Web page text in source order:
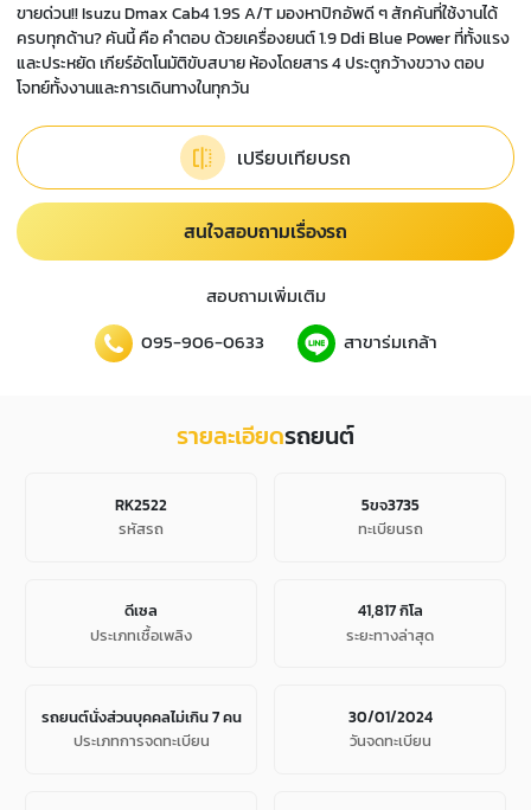
ขายด่วน!! Isuzu Dmax Cab4 1.9S A/T มองหาปิกอัพดี ๆ สักคันที่ใช้งานได้
ครบทุกด้าน? คันนี้ คือ คำตอบ ด้วยเครื่องยนต์ 1.9 Ddi Blue Power ที่ทั้งแรง
และประหยัด เกียร์อัตโนมัติขับสบาย ห้องโดยสาร 4 ประตูกว้างขวาง ตอบ
โจทย์ทั้งงานและการเดินทางในทุกวัน
เปรียบเทียบรถ
สนใจสอบถามเรื่องรถ
สอบถามเพิ่มเติม
095-906-0633
สาขาร่มเกล้า
รายละเอียดรถยนต์
RK2522
รหัสรถ
5ขจ3735
ทะเบียนรถ
ดีเซล
ประเภทเชื้อเพลิง
41,817 กิโล
ระยะทางล่าสุด
รถยนต์นั่งส่วนบุคคลไม่เกิน 7 คน
ประเภทการจดทะเบียน
30/01/2024
วันจดทะเบียน